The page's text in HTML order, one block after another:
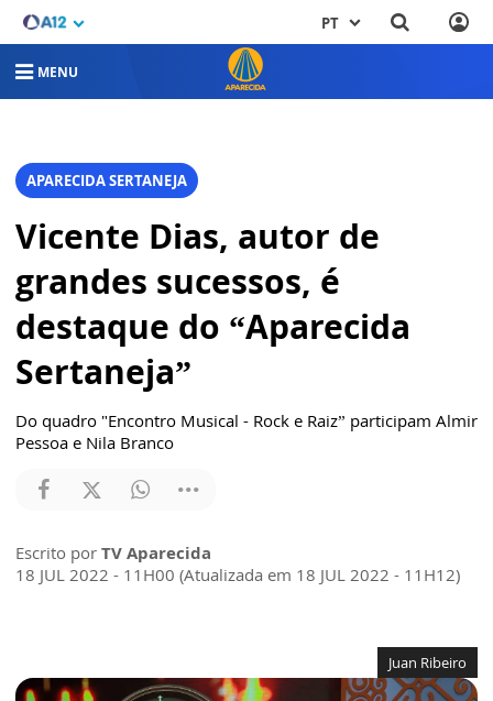
PT
MENU
APARECIDA SERTANEJA
Vicente Dias, autor de
grandes sucessos, é
destaque do “Aparecida
Sertaneja”
Do quadro "Encontro Musical - Rock e Raiz” participam Almir
Pessoa e Nila Branco
Escrito por TV Aparecida
18 JUL 2022 - 11H00 (Atualizada em 18 JUL 2022 - 11H12)
Juan Ribeiro